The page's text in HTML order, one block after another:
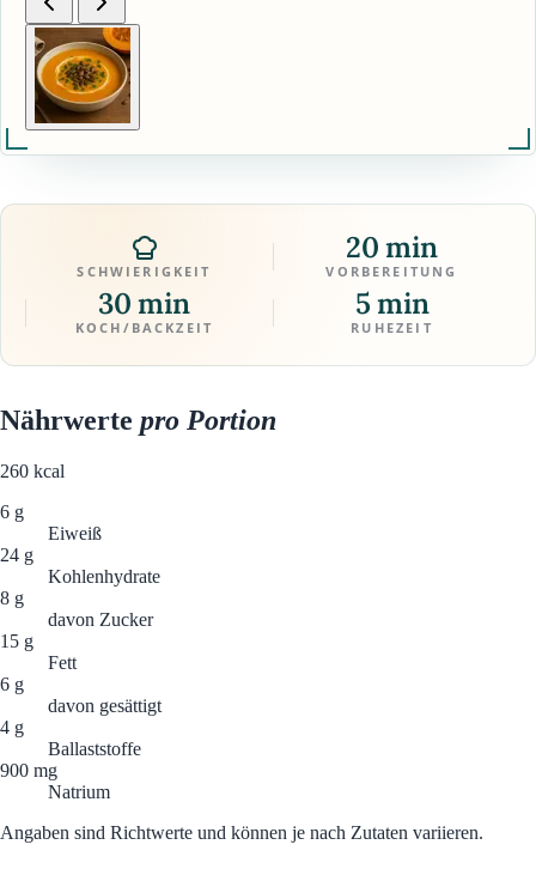
SCHWIERIGKEIT
20 min
VORBEREITUNG
30 min
KOCH/BACKZEIT
5 min
RUHEZEIT
Nährwerte pro Portion
260 kcal
6 g
Eiweiß
24 g
Kohlenhydrate
8 g
davon Zucker
15 g
Fett
6 g
davon gesättigt
4 g
Ballaststoffe
900 mg
Natrium
Angaben sind Richtwerte und können je nach Zutaten variieren.